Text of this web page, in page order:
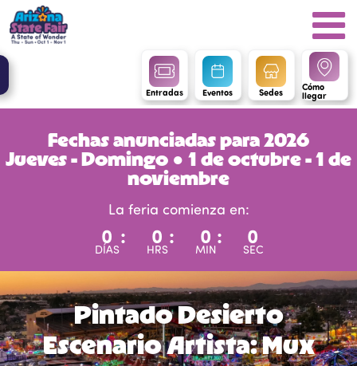
Entradas Eventos Sedes Cómo
llegar
Fechas anunciadas para 2026
Jueves - Domingo ● 1 de octubre - 1 de
noviembre
La feria comienza en:
0
DÍAS
: 0
HRS
: 0
MIN
: 0
SEC
Pintado Desierto
Escenario Artista: Mux